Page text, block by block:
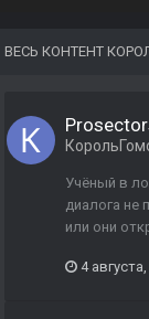
ВЕСЬ КОНТЕНТ
Учёный в
диалога не
или они
4